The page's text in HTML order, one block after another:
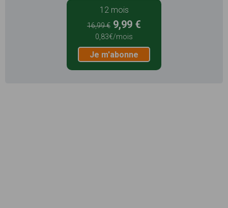
12 mois
16,99 € 9,99 €
0,83€/mois
Je m'abonne